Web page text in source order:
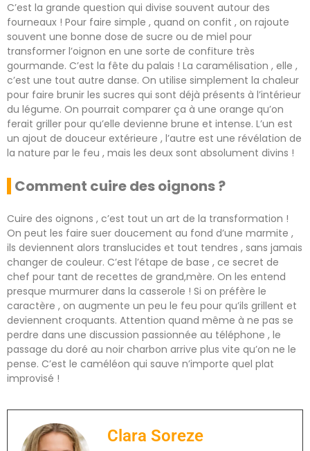
C’est la grande question qui divise souvent autour des
fourneaux ! Pour faire simple , quand on confit , on rajoute
souvent une bonne dose de sucre ou de miel pour
transformer l’oignon en une sorte de confiture très
gourmande. C’est la fête du palais ! La caramélisation , elle ,
c’est une tout autre danse. On utilise simplement la chaleur
pour faire brunir les sucres qui sont déjà présents à l’intérieur
du légume. On pourrait comparer ça à une orange qu’on
ferait griller pour qu’elle devienne brune et intense. L’un est
un ajout de douceur extérieure , l’autre est une révélation de
la nature par le feu , mais les deux sont absolument divins !
Comment cuire des oignons ?
Cuire des oignons , c’est tout un art de la transformation !
On peut les faire suer doucement au fond d’une marmite ,
ils deviennent alors translucides et tout tendres , sans jamais
changer de couleur. C’est l’étape de base , ce secret de
chef pour tant de recettes de grand,mère. On les entend
presque murmurer dans la casserole ! Si on préfère le
caractère , on augmente un peu le feu pour qu’ils grillent et
deviennent croquants. Attention quand même à ne pas se
perdre dans une discussion passionnée au téléphone , le
passage du doré au noir charbon arrive plus vite qu’on ne le
pense. C’est le caméléon qui sauve n’importe quel plat
improvisé !
Clara Soreze